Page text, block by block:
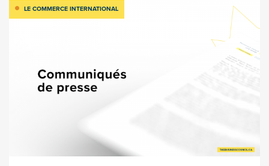
LE COMMERCE INTERNATIONAL